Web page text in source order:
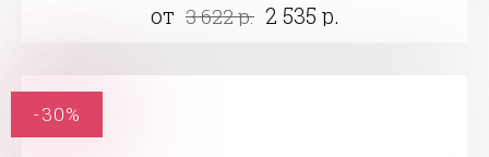
от 3 622 р. 2 535 р.
-30%